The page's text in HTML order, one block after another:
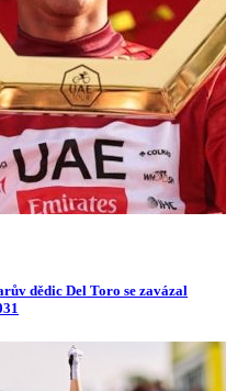
dědic Del Toro se zavázal